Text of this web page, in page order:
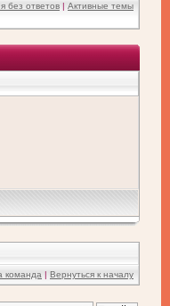
без ответов | Активные темы
команда | Вернуться к началу